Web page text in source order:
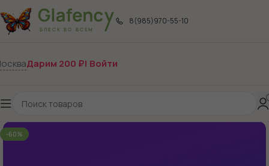
8(985)970-55-10
Дарим 200 ₽! Войти
-60%